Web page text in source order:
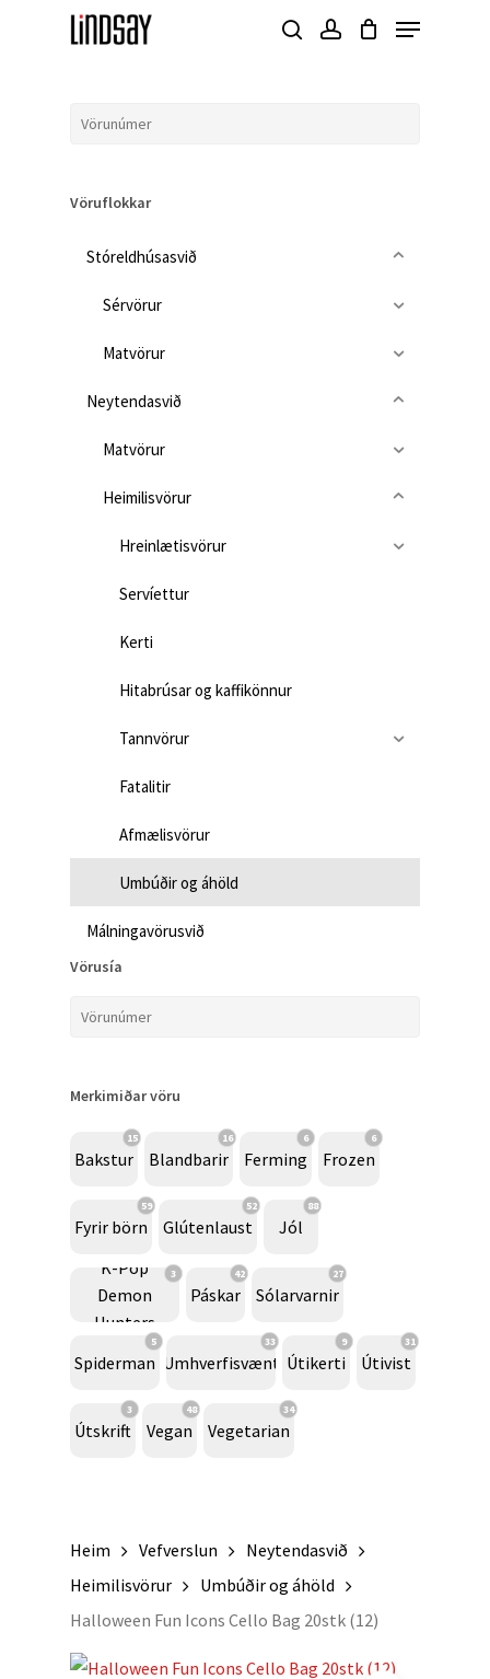
Menu
Vöruflokkar
Stóreldhúsasvið
Sérvörur
Matvörur
Neytendasvið
Matvörur
Heimilisvörur
Hreinlætisvörur
Servíettur
Kerti
Hitabrúsar og kaffikönnur
Tannvörur
Fatalitir
Afmælisvörur
Umbúðir og áhöld
Málningavörusvið
Vörusía
Merkimiðar vöru
15
Bakstur
16
Blandbarir
6
Ferming
6
Frozen
59
Fyrir börn
52
Glútenlaust
88
Jól
3
K-Pop
Demon
Hunters
42
Páskar
27
Sólarvarnir
5
Spiderman
33
Umhverfisvænt
9
Útikerti
31
Útivist
3
Útskrift
48
Vegan
34
Vegetarian
Heim Vefverslun
Neytendasvið
Heimilisvörur
Umbúðir og áhöld
Halloween Fun Icons Cello Bag 20stk (12)